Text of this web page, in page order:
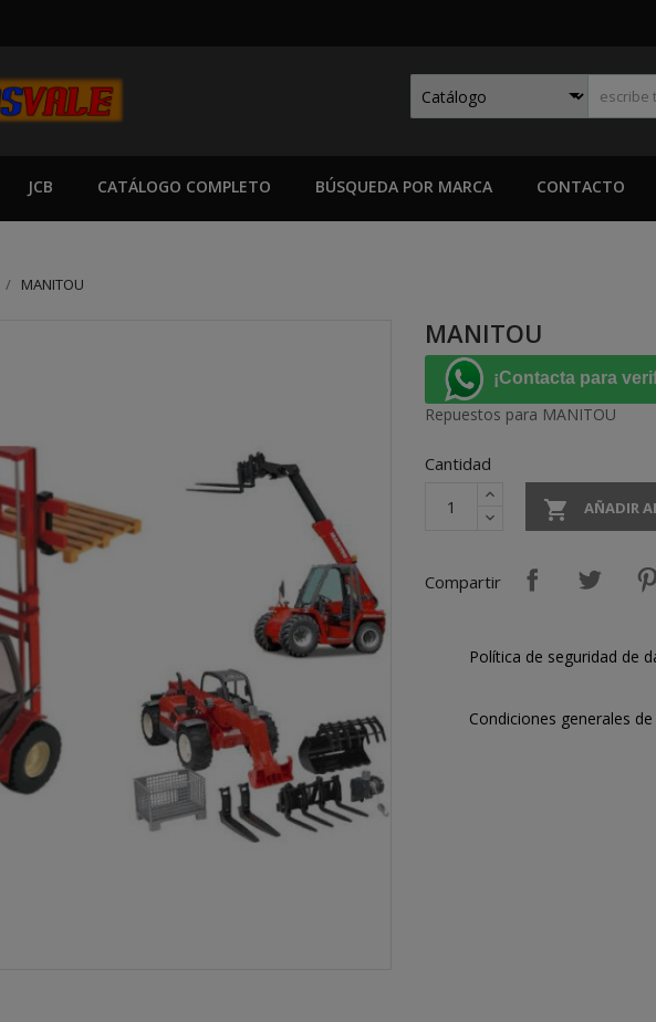
JCB CATÁLOGO COMPLETO BÚSQUEDA POR MARCA CONTACTO
MANITOU
MANITOU
¡Contacta para
Repuestos para MANITOU
Cantidad
 AÑADIR
Compartir
Política de seguridad de
Condiciones generales